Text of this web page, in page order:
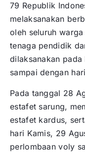
79 Republik
melaksanakan
oleh seluruh
tenaga pendidik
dilaksanakan
sampai dengan
Pada tanggal 28
estafet sarung,
estafet kardus,
hari Kamis, 29
perlombaan voly